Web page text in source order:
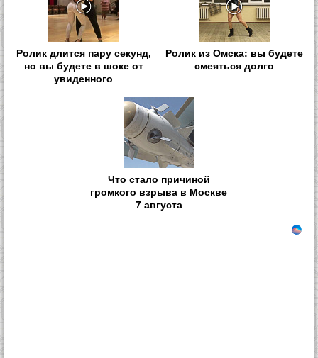
Ролик длится пару секунд,
но вы будете в шоке от
увиденного
Ролик из Омска: вы будете
смеяться долго
Что стало причиной
громкого взрыва в Москве
7 августа